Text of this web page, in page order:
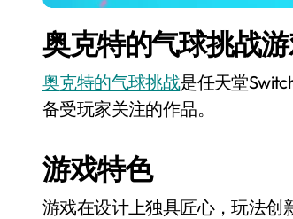
奥克特的气球挑战
奥克特的气球挑战是任天堂
备受玩家关注的作品。
游戏特色
游戏在设计上独具匠心，玩法创